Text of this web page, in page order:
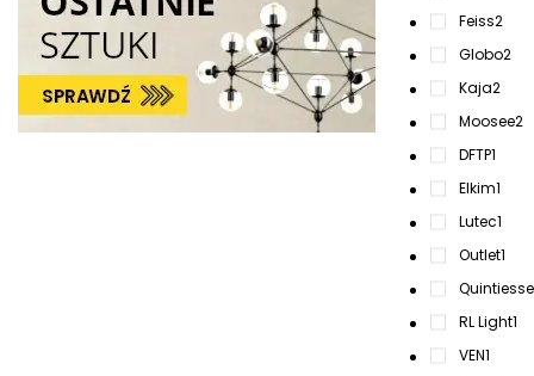
Feiss2
Globo2
Kaja2
Moosee2
DFTP1
Elkim1
Lutec1
Outlet1
Quintiesse
RL Light1
VEN1